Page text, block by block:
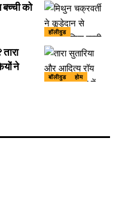
हॉलीवुड
को
बॉलीवुड होम
ने